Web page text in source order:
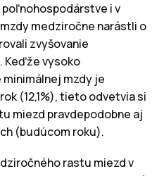
poľnohospodárstve i v
medziročne narástli o
zvyšovanie
Keďže vysoko
mzdy je
(12,1%), tieto odvetvia si
miezd pravdepodobne aj
(budúcom roku).
rastu miezd v